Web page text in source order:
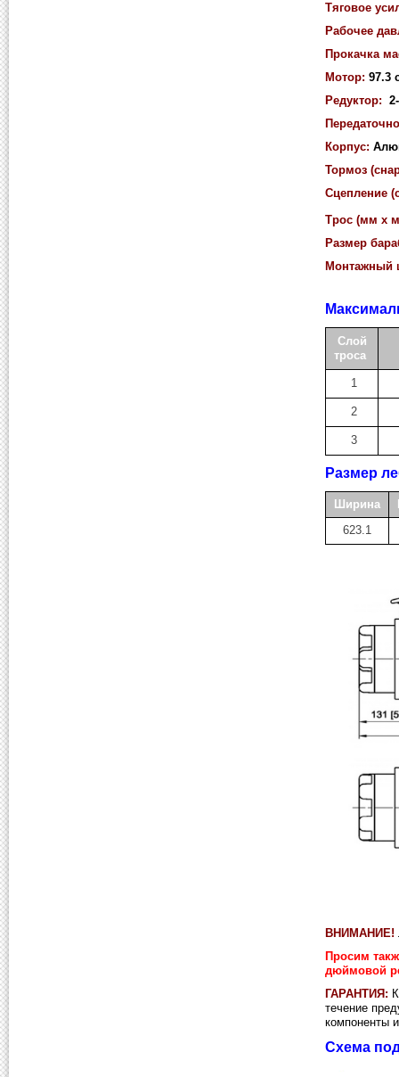
Тяговое
Рабочее
Прокачка
Мотор: 97.3
Редуктор:
Корпус:
Тормоз
Сцепление
Трос (мм x
Размер
Монтажный
Слой
троса
1
2
3
Размер
Ширина
623.1
ВНИМАНИЕ!
Просим
дюймовой
ГАРАНТИЯ:
течение
компоненты
Схема